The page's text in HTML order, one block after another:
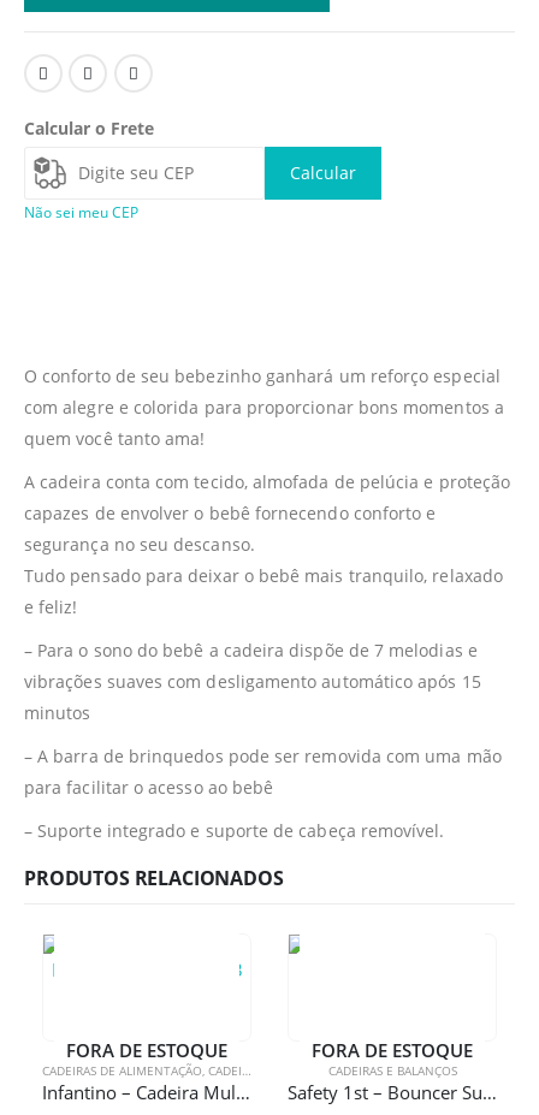
Calcular o Frete
Calcular
Não sei meu CEP
O conforto de seu bebezinho ganhará um reforço especial
com alegre e colorida para proporcionar bons momentos a
quem você tanto ama!
A cadeira conta com tecido, almofada de pelúcia e proteção
capazes de envolver o bebê fornecendo conforto e
segurança no seu descanso.
Tudo pensado para deixar o bebê mais tranquilo, relaxado
e feliz!
– Para o sono do bebê a cadeira dispõe de 7 melodias e
vibrações suaves com desligamento automático após 15
minutos
– A barra de brinquedos pode ser removida com uma mão
para facilitar o acesso ao bebê
– Suporte integrado e suporte de cabeça removível.
PRODUTOS RELACIONADOS
FORA DE ESTOQUE
CADEIRAS DE ALIMENTAÇÃO, CADEIRAS E BALANÇOS
Infantino – Cadeira Multiassento Musical 3 em 1
FORA DE ESTOQUE
CADEIRAS E BALANÇOS
Safety 1st – Bouncer Sunshine Baby Cadeirinha de balanço